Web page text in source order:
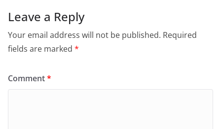
Leave a Reply
Your email address will not be published. Required
fields are marked *
Comment*